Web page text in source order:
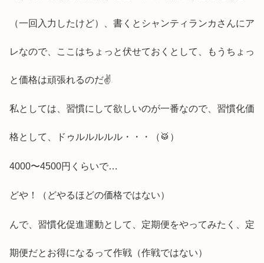
（一回入力したけど）、書くとシャンティランカさんにア
レなので、ここはちょっと伏せておくとして、もうちょっ
と価格は頑張れるのだ✌️
私としては、習慣にして欲しいのが一番なので、習慣化価
格として、ドゥルルルルル・・・（🥁）
4000〜4500円くらいで…
どや！（どやるほどの価格ではない）
んで、習慣化促進運動として、定期便をやってみたく、定
期便だとお得になるって作戦（作戦ではない）